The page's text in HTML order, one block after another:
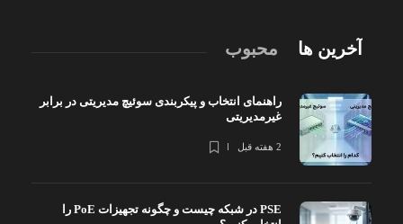
آخرین ها محبوب
راهنمای انتخاب و پیکربندی سوئیچ مدیریتی در برابر
غیرمدیریتی
2 هفته قبل
PSE در شبکه چیست و چگونه تجهیزات PoE را